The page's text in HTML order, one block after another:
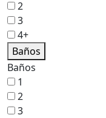
2
3
4+
Baños
Baños
1
2
3